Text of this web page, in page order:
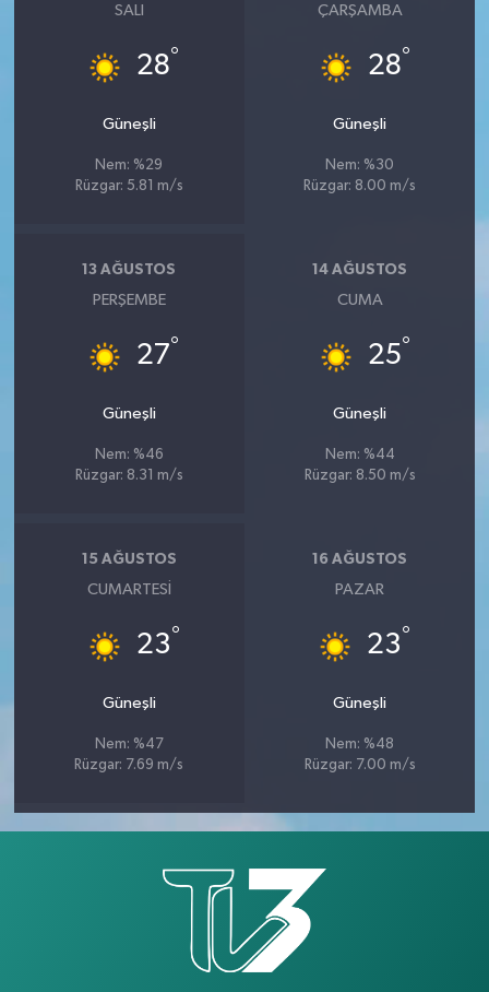
SALI
28°
Güneşli
Nem: %29
Rüzgar: 5.81 m/s
ÇARŞAMBA
28°
Güneşli
Nem: %30
Rüzgar: 8.00 m/s
13 AĞUSTOS
PERŞEMBE
27°
Güneşli
Nem: %46
Rüzgar: 8.31 m/s
14 AĞUSTOS
CUMA
25°
Güneşli
Nem: %44
Rüzgar: 8.50 m/s
15 AĞUSTOS
CUMARTESI
23°
Güneşli
Nem: %47
Rüzgar: 7.69 m/s
16 AĞUSTOS
PAZAR
23°
Güneşli
Nem: %48
Rüzgar: 7.00 m/s